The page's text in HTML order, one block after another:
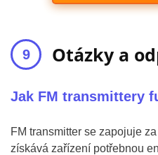
Otázky a
Jak FM transmittery
FM transmitter se zapojuje
získává zařízení potřebnou